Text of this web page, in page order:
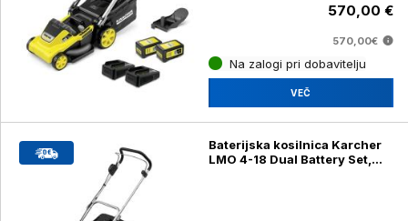
570,00 €
570,00€
Na zalogi pri dobavitelju
VEČ
Baterijska kosilnica Karcher
LMO 4-18 Dual Battery Set,